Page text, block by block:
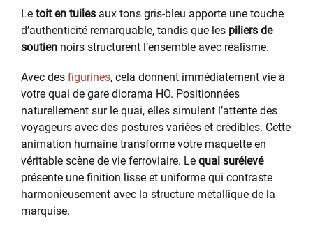
Le toit en tuiles aux tons gris-bleu apporte une touche
d’authenticité remarquable, tandis que les piliers de
soutien noirs structurent l’ensemble avec réalisme.
Avec des figurines, cela donnent immédiatement vie à
votre quai de gare diorama HO. Positionnées
naturellement sur le quai, elles simulent l’attente des
voyageurs avec des postures variées et crédibles. Cette
animation humaine transforme votre maquette en
véritable scène de vie ferroviaire. Le quai surélevé
présente une finition lisse et uniforme qui contraste
harmonieusement avec la structure métallique de la
marquise.